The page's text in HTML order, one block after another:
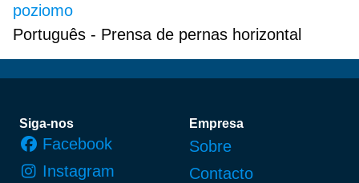
poziomo
Português - Prensa de pernas horizontal
Rodapé
Siga-nos
Facebook
Instagram
Empresa
Sobre
Contacto